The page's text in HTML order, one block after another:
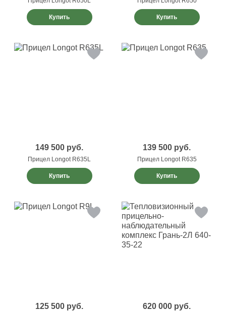
Купить Купить
149 500 руб.
Прицел Longot R635L
Купить
139 500 руб.
Прицел Longot R635
Купить
125 500 руб. 620 000 руб.